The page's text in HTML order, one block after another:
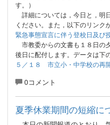
す。）
詳細については，今日と，明
ください。また，以下のリンク
緊急事態宣言に伴う登校日及び
市教委からの文書も１８日の
後日に配付します。データは下
５／１８ 市立小・中学校の
0コメント
夏季休業期間の短縮に